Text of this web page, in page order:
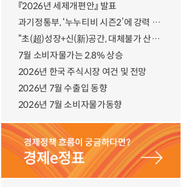
『2026년 세제개편안』 발표
과기정통부, ‘누누티비 시즌2’에 강력 대응 의지 밝혀
“초(超)성장+신(新)공간, 대체불가 산업강국”
7월 소비자물가는 2.8% 상승
2026년 한국 주식시장 여건 및 전망
2026년 7월 수출입 동향
2026년 7월 소비자물가동향